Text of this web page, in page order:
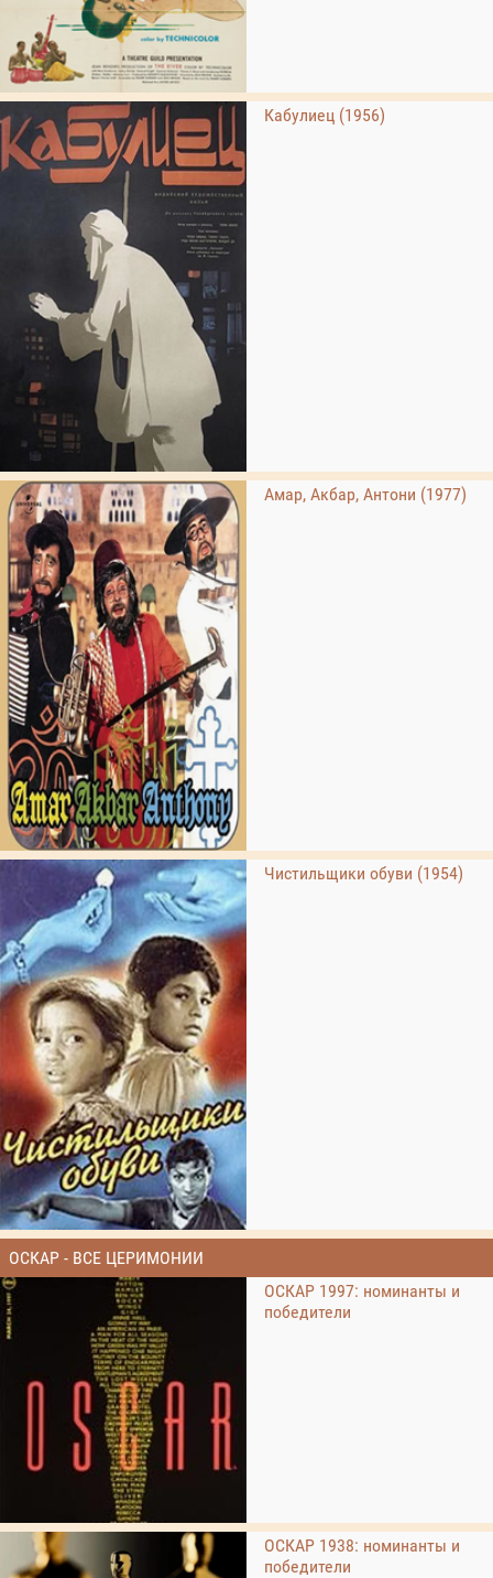
Кабулиец (1956)
Амар, Акбар, Антони (1977)
Чистильщики обуви (1954)
ОСКАР - ВСЕ ЦЕРИМОНИИ
ОСКАР 1997: номинанты и
победители
ОСКАР 1938: номинанты и
победители